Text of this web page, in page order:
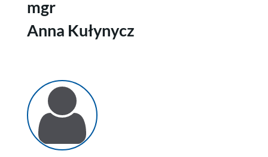
mgr
Anna Kułynycz